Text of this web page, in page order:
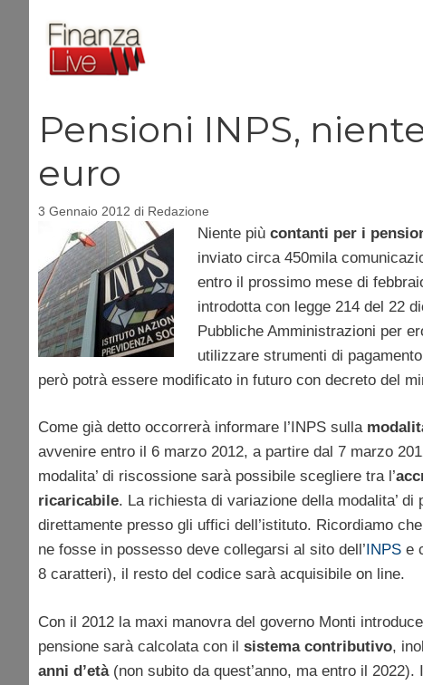
contenuto
Pensioni INPS,
euro
3 Gennaio 2012 di Redazione
Niente più contanti per i
inviato circa 450mila
entro il prossimo mese di
introdotta con legge 214 del 22
Pubbliche Amministrazioni per
utilizzare strumenti di
però potrà essere modificato in futuro con decreto del
Come già detto occorrerà informare l’INPS sulla
avvenire entro il 6 marzo 2012, a partire dal 7 marzo
modalita’ di riscossione sarà possibile scegliere tra l’
ricaricabile. La richiesta di variazione della modalita’ di
direttamente presso gli uffici dell’istituto. Ricordiamo
ne fosse in possesso deve collegarsi al sito dell’ INPS e
8 caratteri), il resto del codice sarà acquisibile on line.
Con il 2012 la maxi manovra del governo Monti
pensione sarà calcolata con il sistema contributivo,
anni d’età(non subito da quest’anno, ma entro il 2022).